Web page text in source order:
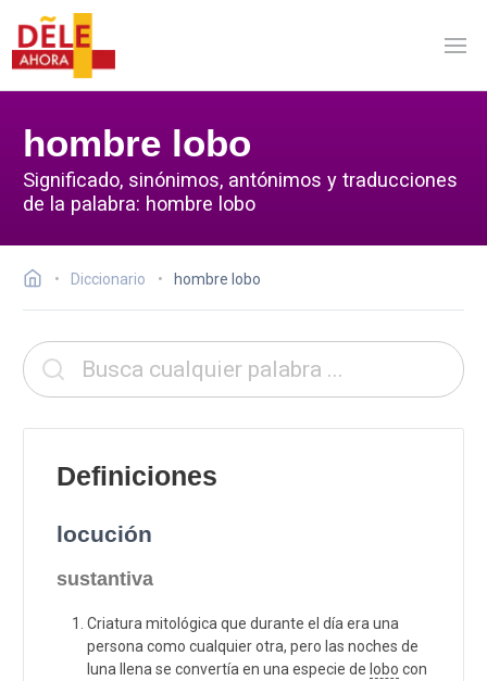
hombre lobo
Significado, sinónimos, antónimos y traducciones
de la palabra: hombre lobo
Diccionario hombre lobo
Definiciones
locución
sustantiva
Criatura mitológica que durante el día era una
persona como cualquier otra, pero las noches de
luna llena se convertía en una especie de lobo con